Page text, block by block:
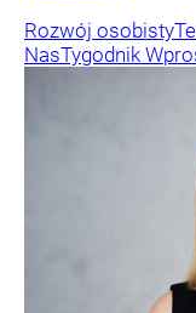
Rozwój osobisty
NasTygodnik